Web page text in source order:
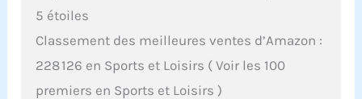
5 étoiles
Classement des meilleures ventes d’Amazon :
228 126 en Sports et Loisirs ( Voir les 100
premiers en Sports et Loisirs )